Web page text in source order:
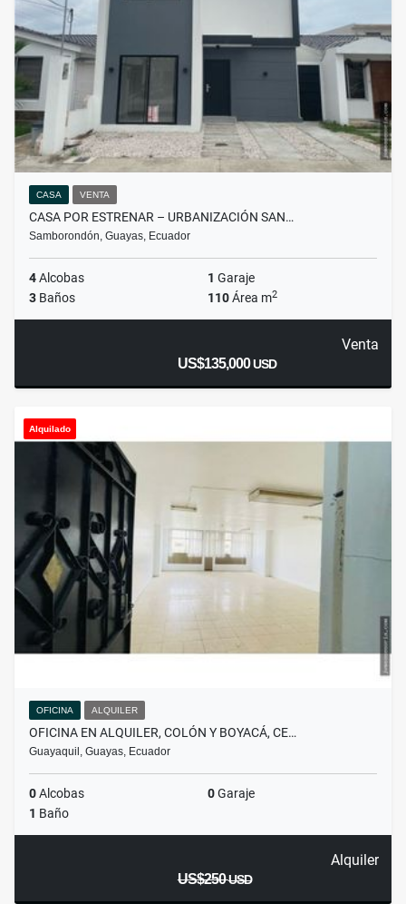
CASA VENTA
CASA POR ESTRENAR – URBANIZACIÓN SAN…
Samborondón, Guayas, Ecuador
4Alcobas 1 Garaje
3 Baños 110Área m2
Venta
US$135,000USD
Alquilado
OFICINA ALQUILER
OFICINA EN ALQUILER, COLÓN Y BOYACÁ, CE…
Guayaquil, Guayas, Ecuador
0Alcobas 0Garaje
1 Baño
Alquiler
US$250USD